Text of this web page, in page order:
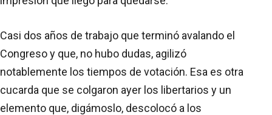
Casi dos años de trabajo que terminó avalando el
Congreso y que, no hubo dudas, agilizó
notablemente los tiempos de votación. Esa es otra
cucarda que se colgaron ayer los libertarios y un
elemento que, digámoslo, descolocó a los